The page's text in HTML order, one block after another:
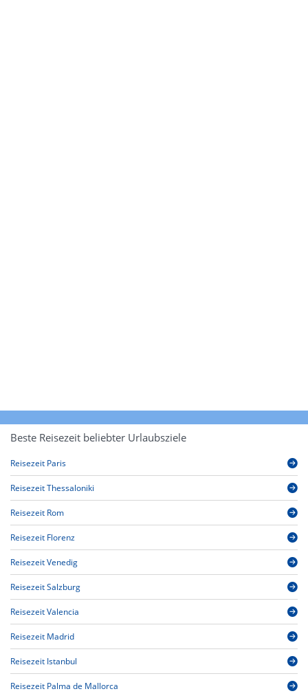
Beste Reisezeit beliebter Urlaubsziele
Reisezeit Paris
Reisezeit Thessaloniki
Reisezeit Rom
Reisezeit Florenz
Reisezeit Venedig
Reisezeit Salzburg
Reisezeit Valencia
Reisezeit Madrid
Reisezeit Istanbul
Reisezeit Palma de Mallorca